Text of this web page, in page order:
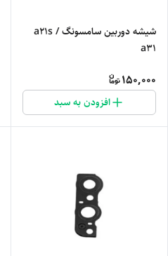
شیشه دوربین سامسونگ a21s /
a31
150,000
افزودن به سبد